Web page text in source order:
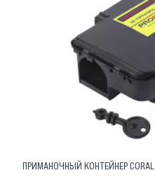
ПРИМАНОЧНЫЙ КОНТЕЙНЕР CORAL